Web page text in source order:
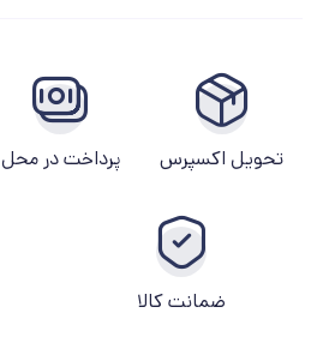
تحویل اکسپرس پرداخت در محل
ضمانت کالا